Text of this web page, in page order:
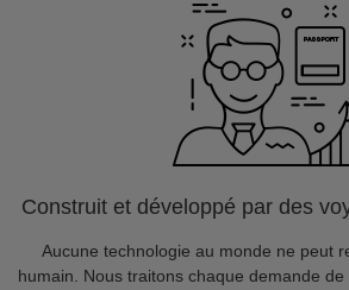
Construit et développé par des
Aucune technologie au monde ne peut
humain. Nous traitons chaque demande de